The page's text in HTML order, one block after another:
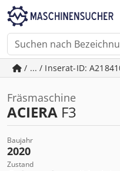
/ ... / Inserat-ID:
Fräsmaschine
ACIERA F3
Baujahr
2020
Zustand